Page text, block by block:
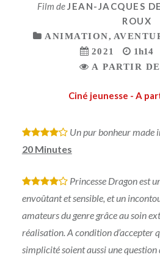
Film deJEAN-JACQUES
ROUX
ANIMATION,
2021
1h14
A PARTIR
Ciné jeunesse - A
* * * *
Un pur bonheur made
20 Minutes
* * * *
Princesse Dragon est
envoûtant et sensible, et un
amateurs du genre grâce au soin
réalisation. A condition d’accepter
simplicité soient aussi une question